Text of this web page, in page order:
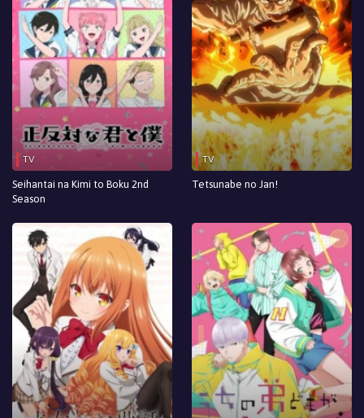
TV
Seihantai na Kimi to Boku 2nd
Season
TV
Tetsunabe no Jan!